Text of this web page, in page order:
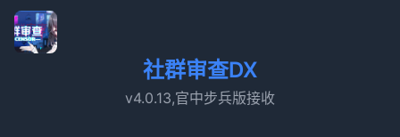
社群审查DX
v4.0.13,官中步兵版接收